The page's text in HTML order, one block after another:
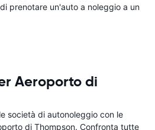
prenotare un'auto a noleggio a un
Aeroporto di
società di autonoleggio con le
di Thompson. Confronta tutte